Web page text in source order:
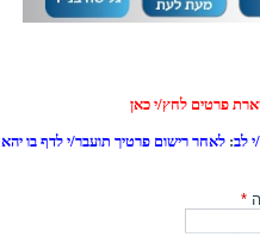
פרטים לחץ/י כאן
לב: לאחר רישום פרטיך תועבר/י לדף בו יהא
*